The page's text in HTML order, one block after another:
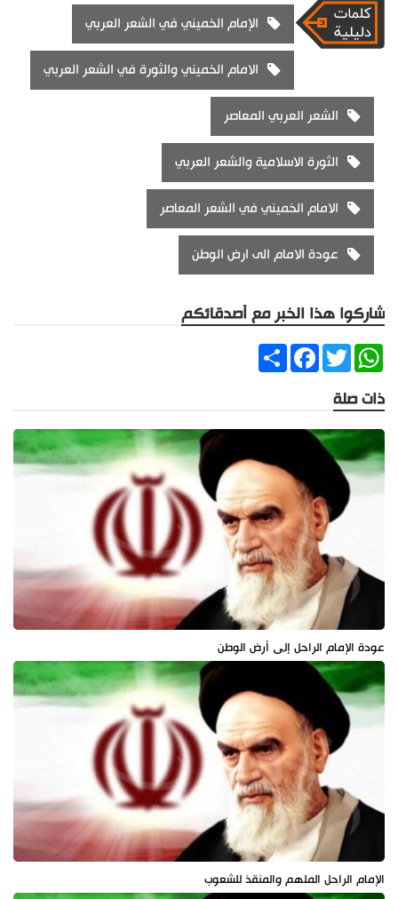
الإمام الخميني في الشعر العربي
الامام الخميني والثورة في الشعر العربي
الشعر العربي المعاصر
الثورة الاسلامية والشعر العربي
الامام الخميني في الشعر المعاصر
عودة الامام الى ارض الوطن
شاركوا هذا الخبر مع أصدقائكم
ShareFacebookTwitter
WhatsApp
ذات صلة
عودة الإمام الراحل إلی أرض الوطن
الإمام الراحل الملهم والمنقذ للشعوب